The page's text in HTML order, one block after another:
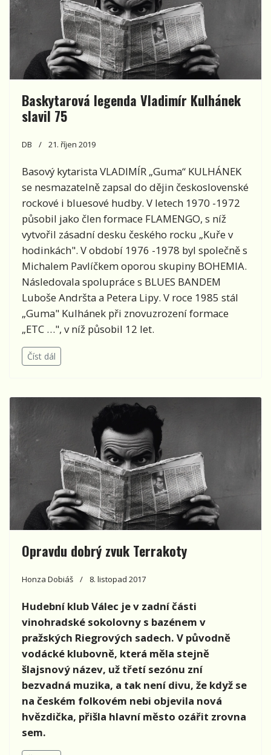
Baskytarová legenda Vladimír Kulhánek
slavil 75
DB 21. říjen 2019
Basový kytarista VLADIMÍR „Guma“ KULHÁNEK
se nesmazatelně zapsal do dějin československé
rockové i bluesové hudby. V letech 1970 -1972
působil jako člen formace FLAMENGO, s níž
vytvořil zásadní desku českého rocku „Kuře v
hodinkách". V období 1976 -1978 byl společně s
Michalem Pavlíčkem oporou skupiny BOHEMIA.
Následovala spolupráce s BLUES BANDEM
Luboše Andršta a Petera Lipy. V roce 1985 stál
„Guma" Kulhánek při znovuzrození formace
„ETC …", v níž působil 12 let.
Číst dál
Opravdu dobrý zvuk Terrakoty
Honza Dobiáš 8. listopad 2017
Hudební klub Válec je v zadní části
vinohradské sokolovny s bazénem v
pražských Riegrových sadech. V původně
vodácké klubovně, která měla stejně
šlajsnový název, už třetí sezónu zní
bezvadná muzika, a tak není divu, že když se
na českém folkovém nebi objevila nová
hvězdička, přišla hlavní město ozářit zrovna
sem.